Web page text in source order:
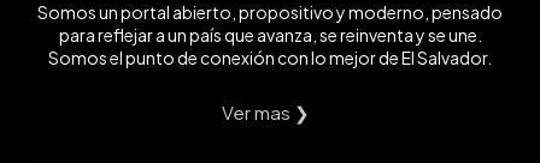
Somos un portal abierto, propositivo y moderno, pensado
para reflejar a un país que avanza, se reinventa y se une.
Somos el punto de conexión con lo mejor de El Salvador.
Ver mas ❯